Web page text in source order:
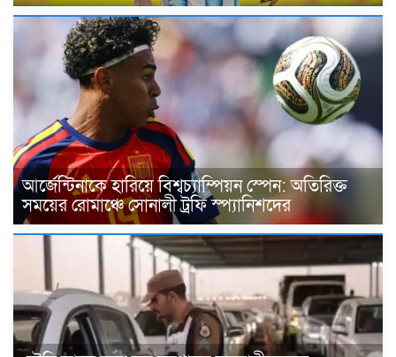
আর্জেন্টিনাকে হারিয়ে বিশ্বচ্যাম্পিয়ন স্পেন: অতিরিক্ত
সময়ের রোমাঞ্চে সোনালী ট্রফি স্প্যানিশদের